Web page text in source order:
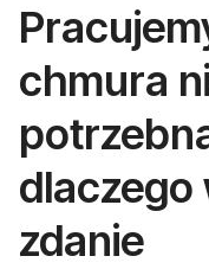
chmura
dlaczego
zdanie